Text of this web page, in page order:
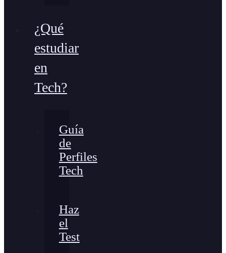
¿Qué
estudiar
en
Tech?
Guía
de
Perfiles
Tech
Haz
el
Test